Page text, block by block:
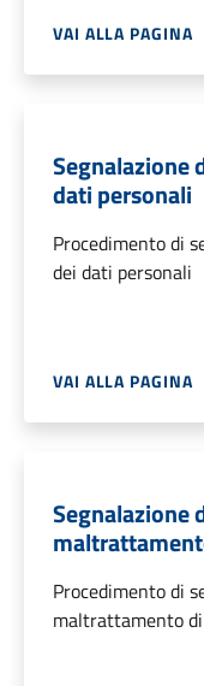
VAI ALLA PAGINA
Segnalazione
dati personali
Procedimento di
dei dati personali
VAI ALLA PAGINA
Segnalazione
Procedimento di
maltrattamento